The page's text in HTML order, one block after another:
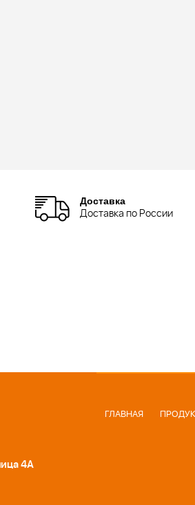
Доставка
Доставка по России
ГЛАВНАЯ
4А